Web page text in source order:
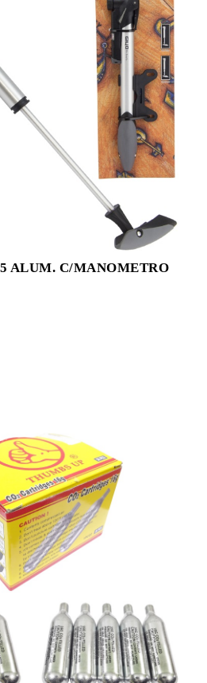
ALUM. C/MANOMETRO